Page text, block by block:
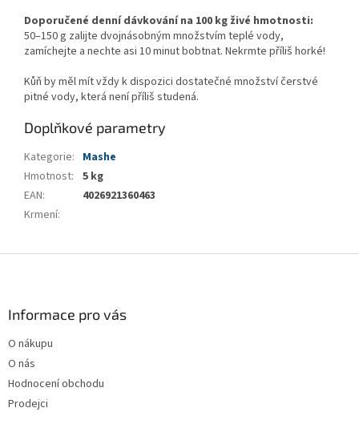
Doporučené denní dávkování na 100 kg živé hmotnosti:
50–150 g zalijte dvojnásobným množstvím teplé vody,
zamíchejte a nechte asi 10 minut bobtnat. Nekrmte příliš horké!
Kůň by měl mít vždy k dispozici dostatečné množství čerstvé
pitné vody, která není příliš studená.
Doplňkové parametry
Kategorie: Mashe
Hmotnost: 5 kg
EAN:
4026921360463
Krmení:
Informace pro vás
O nákupu
O nás
Hodnocení obchodu
Prodejci